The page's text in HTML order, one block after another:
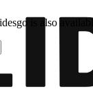
is also